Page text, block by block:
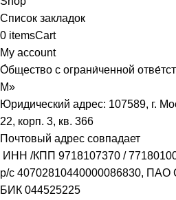
Список закладок
0 itemsCart
My account
О́бщество с ограни́ченной
М»
Юридический адрес: 107589, г.
22, корп. 3, кв. 366
Почтовый адрес совпадает
ИНН /КПП 9718107370 /
р/с 40702810440000086830, ПАО
БИК 044525225